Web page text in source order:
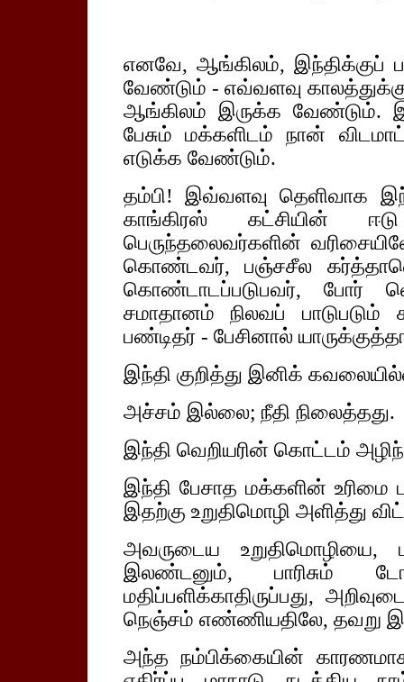
எனவே, ஆங்கிலம், இந்திக்குப்
வேண்டும் - எவ்வளவு
ஆங்கிலம் இருக்க வேண்டும்.
பேசும் மக்களிடம் நான்
எடுக்க வேண்டும்.
தம்பி! இவ்வளவு தெளிவாக
காங்கிரஸ் கட்சியின்
பெருந்தலைவர்களின்
கொண்டவர், பஞ்சசீல
கொண்டாடப்படுபவர்,
சமாதானம் நிலவப் பாடுபடும்
பண்டிதர் - பேசினால்
இந்தி குறித்து இனிக்
அச்சம் இல்லை; நீதி நிலைத்தது.
இந்தி வெறியரின் கொட்டம்
இந்தி பேசாத மக்களின் உரிமை
இதற்கு உறுதிமொழி அளித்து
அவருடைய உறுதிமொழியை,
இலண்டனும், பாரிசும்
மதிப்பளிக்காதிருப்பது,
நெஞ்சம் எண்ணியதிலே, தவறு
அந்த நம்பிக்கையின்